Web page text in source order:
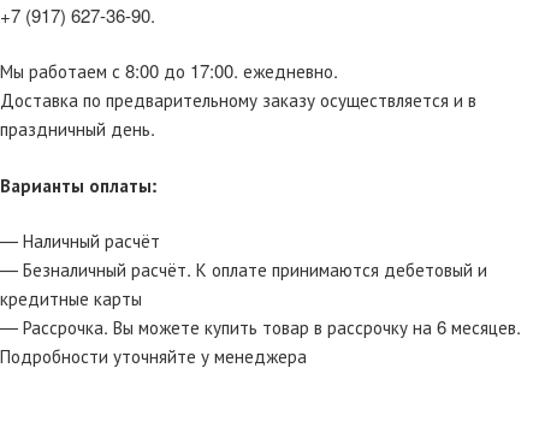
+7 (917) 627-36-90.
Мы работаем с 8:00 до 17:00. ежедневно.
Доставка по предварительному заказу осуществляется и в
праздничный день.
Варианты оплаты:
— Наличный расчёт
— Безналичный расчёт. К оплате принимаются дебетовый и
кредитные карты
— Рассрочка. Вы можете купить товар в рассрочку на 6 месяцев.
Подробности уточняйте у менеджера